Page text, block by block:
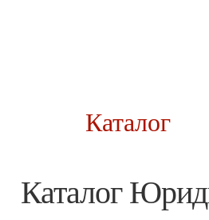
Каталог
Каталог